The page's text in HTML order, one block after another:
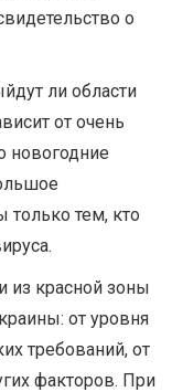
о
ли области
от очень
новогодние
только тем, кто
из красной зоны
от уровня
требований, от
факторов. При